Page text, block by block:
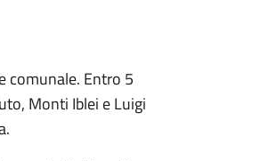
comunale. Entro 5
Monti Iblei e Luigi